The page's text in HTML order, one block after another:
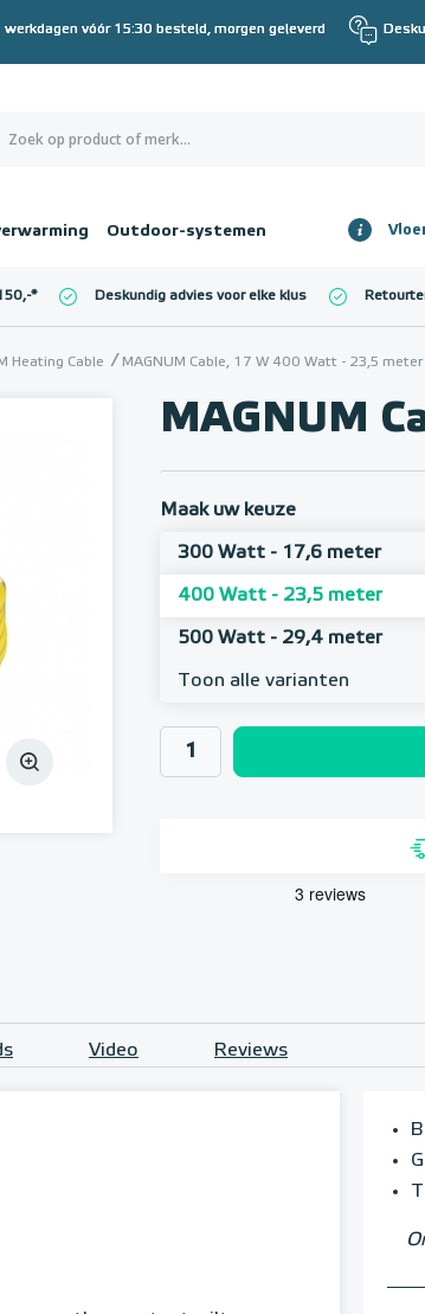
werkdagen vóór 15:30 besteld, morgen geleverd
Outdoor-systemen
€ 0,00
* Deskundig advies voor elke klus
Heating Cable MAGNUM Cable, 17 W 400 Watt - 23,5 meter
MAGNUM
Maak uw keuze
300 Watt - 17,6 meter
400 Watt - 23,5 meter
500 Watt - 29,4 meter
Toon alle varianten
Video Reviews